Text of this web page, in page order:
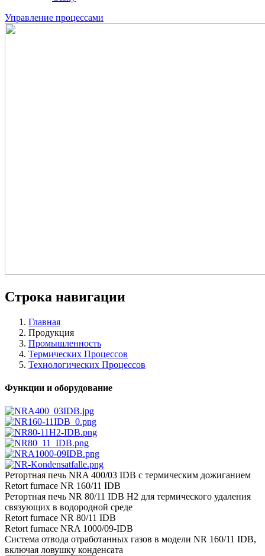
Управление процессами
Строка навигации
Главная
Продукция
Промышленность
Термических Процессов
Технологических Процессов
Функции и оборудование
Ретортная печь NRA 400/03 IDB с термическим дожиганием
Retort furnace NR 160/11 IDB
Ретортная печь NR 80/11 IDB H2 для термического удаления
связующих в водородной среде
Retort furnace NR 80/11 IDB
Retort furnace NRA 1000/09-IDB
Система отвода отработанных газов в модели NR 160/11 IDB,
включая ловушку конденсата